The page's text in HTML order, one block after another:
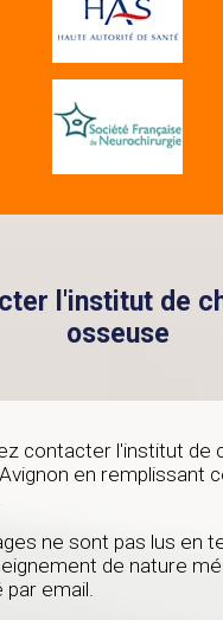
l'institut de
osseuse
contacter l'institut de
en remplissant
ne sont pas lus en
de nature
par email.